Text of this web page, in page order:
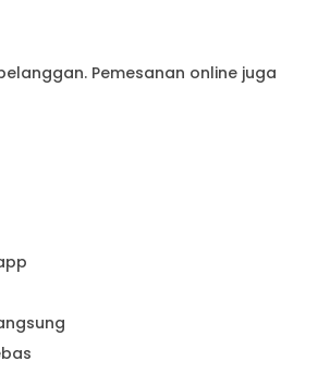
Pemesanan online juga